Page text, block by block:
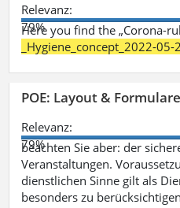
Relevanz:
79%
Here you find the „Corona-
_Hygiene_concept_2022-
POE: Layout &
Relevanz:
79%
beachten Sie aber: der
Veranstaltungen.
dienstlichen Sinne gilt als
besonders zu